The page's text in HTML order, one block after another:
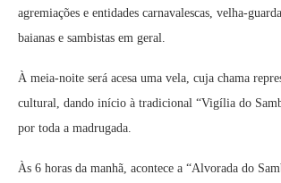
agremiações e entidades carnavalescas, velha-
baianas e sambistas em geral.
À meia-noite será acesa uma vela, cuja chama
cultural, dando início à tradicional “Vigília do
por toda a madrugada. ​
Às 6 horas da manhã, acontece a “Alvorada do